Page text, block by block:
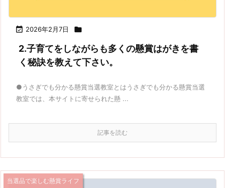
 2026年2月7日 
2.子育てをしながらも多くの懸賞はがきを書
く秘訣を教えて下さい。
●うさぎでも分かる懸賞当選教室とはうさぎでも分かる懸賞当選
教室では、本サイトに寄せられた懸 ...
記事を読む
当選品で楽しむ懸賞ライフ